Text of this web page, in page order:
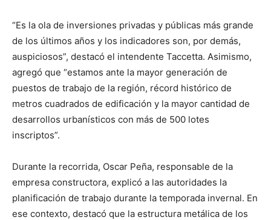
“Es la ola de inversiones privadas y públicas más grande
de los últimos años y los indicadores son, por demás,
auspiciosos”, destacó el intendente Taccetta. Asimismo,
agregó que “estamos ante la mayor generación de
puestos de trabajo de la región, récord histórico de
metros cuadrados de edificación y la mayor cantidad de
desarrollos urbanísticos con más de 500 lotes
inscriptos”.
Durante la recorrida, Oscar Peña, responsable de la
empresa constructora, explicó a las autoridades la
planificación de trabajo durante la temporada invernal. En
ese contexto, destacó que la estructura metálica de los